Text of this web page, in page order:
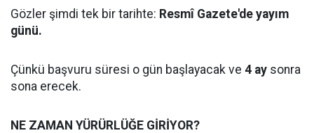
Gözler şimdi tek bir tarihte: Resmî Gazete'de yayım
günü.
Çünkü başvuru süresi o gün başlayacak ve 4 ay sonra
sona erecek.
NE ZAMAN YÜRÜRLÜĞE GİRİYOR?